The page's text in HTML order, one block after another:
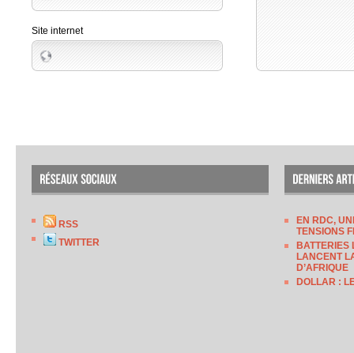
Site internet
RSS
TWITTER
EN RDC,
TENSIONS
BATTERIES
LANCENT
D’AFRIQUE
DOLLAR :